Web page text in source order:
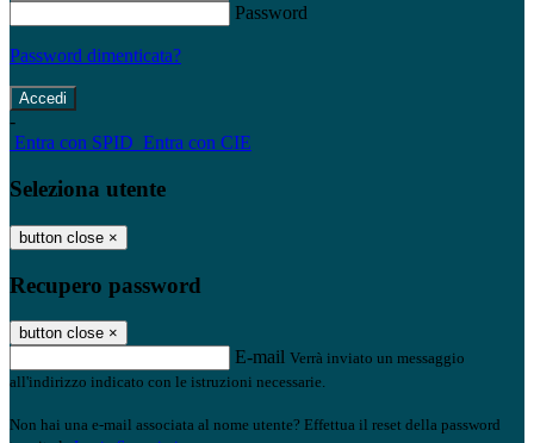
Password
Password dimenticata?
-
Entra con SPID Entra con CIE
Seleziona utente
button close ×
Recupero password
button close ×
E-mail Verrà inviato un messaggio
all'indirizzo indicato con le istruzioni necessarie.
Non hai una e-mail associata al nome utente? Effettua il reset della password